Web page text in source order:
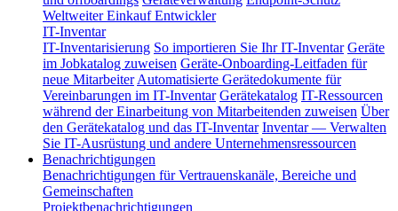
Weltweiter EinkaufEntwickler
IT-Inventar
IT-Inventarisierung So importieren Sie Ihr IT-Inventar Geräte
im Jobkatalog zuweisen Geräte-Onboarding-Leitfaden für
neue Mitarbeiter Automatisierte Gerätedokumente für
Vereinbarungen im IT-Inventar Gerätekatalog IT-Ressourcen
während der Einarbeitung von Mitarbeitenden zuweisen Über
den Gerätekatalog und das IT-Inventar Inventar — Verwalten
Sie IT-Ausrüstung und andere Unternehmensressourcen
Benachrichtigungen
Benachrichtigungen für Vertrauenskanäle, Bereiche und
Gemeinschaften
Projektbenachrichtigungen